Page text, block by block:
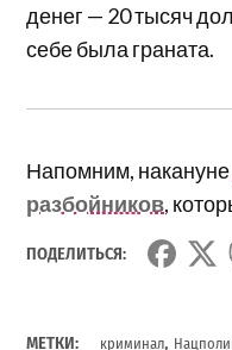
денег — 20 тысяч
себе была граната.
Напомним, накануне
разбойников,
ПОДЕЛИТЬСЯ:
МЕТКИ: криминал,